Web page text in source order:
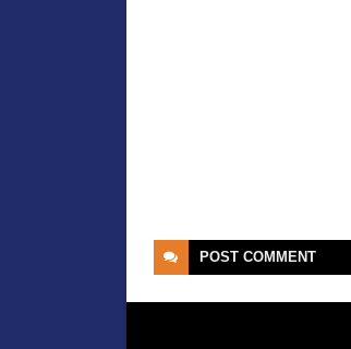
POST COMMENT